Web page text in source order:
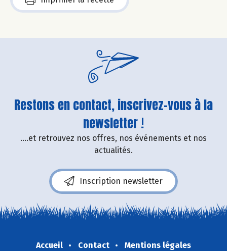
Restons en contact, inscrivez-vous à la
newsletter !
....et retrouvez nos offres, nos événements et nos
actualités.
Inscription newsletter
Accueil Contact
Mentions légales